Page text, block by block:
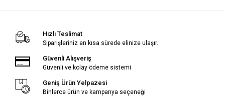
Hızlı Teslimat
Siparişleriniz en kısa sürede elinize ulaşır.
Güvenli Alışveriş
Güvenli ve kolay ödeme sistemi
Geniş Ürün Yelpazesi
Binlerce ürün ve kampanya seçeneği